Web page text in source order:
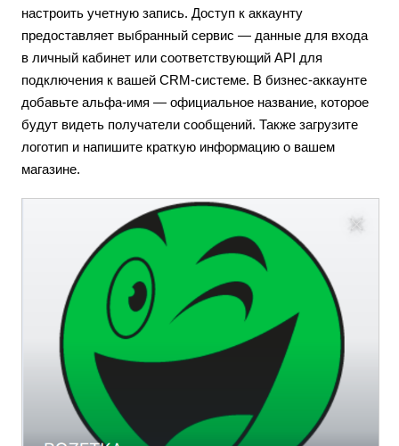
настроить учетную запись. Доступ к аккаунту
предоставляет выбранный сервис — данные для входа
в личный кабинет или соответствующий API для
подключения к вашей CRM-системе. В бизнес-аккаунте
добавьте альфа-имя — официальное название, которое
будут видеть получатели сообщений. Также загрузите
логотип и напишите краткую информацию о вашем
магазине.